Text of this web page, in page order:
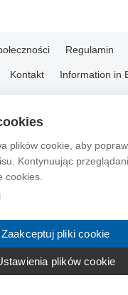
plików cookie, aby
Kontynuując
cookies.
Zaakceptuj pliki cookie
plików cookie
Regulamin
Kontakt Information in